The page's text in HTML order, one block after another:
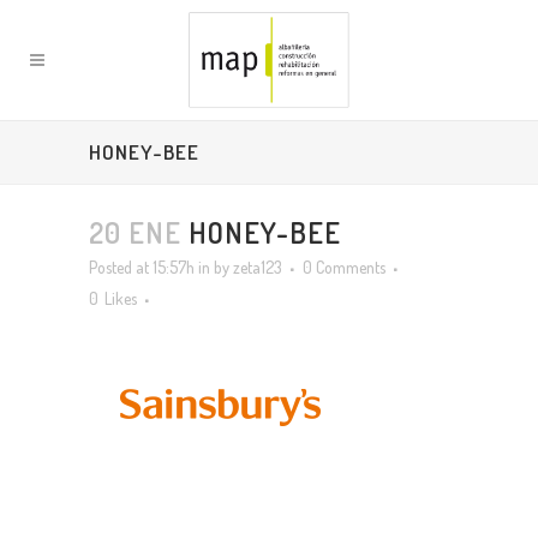
HONEY-BEE
20 ENE HONEY-BEE
Posted at 15:57h in byzeta123
0 Comments
0 Likes